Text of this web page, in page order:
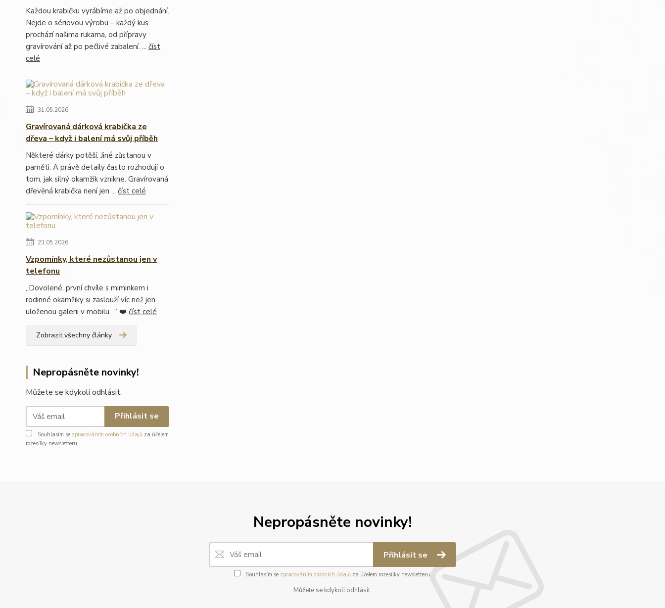
Každou krabičku vyrábíme až po objednání.
Nejde o sériovou výrobu – každý kus
prochází našima rukama, od přípravy
gravírování až po pečlivé zabalení. ... číst
celé
31.05.2026
Gravírovaná dárková krabička ze
dřeva – když i balení má svůj příběh
Některé dárky potěší. Jiné zůstanou v
paměti. A právě detaily často rozhodují o
tom, jak silný okamžik vznikne. Gravírovaná
dřevěná krabička není jen ... číst celé
23.05.2026
Vzpomínky, které nezůstanou jen v
telefonu
„Dovolené, první chvíle s miminkem i
rodinné okamžiky si zaslouží víc než jen
uloženou galerii v mobilu…“ ❤️ číst celé
Zobrazit všechny články
Nepropásněte novinky!
Můžete se kdykoli odhlásit.
Přihlásit se
Souhlasím se zpracováním osobních údajů za účelem
rozesílky newsletteru.
Nepropásněte novinky!
Přihlásit se
Souhlasím se zpracováním osobních údajůza účelem rozesílky newsletteru.
Můžete se kdykoli odhlásit.